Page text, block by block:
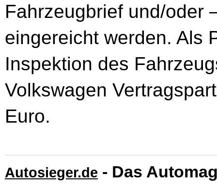
Fahrzeugbrief und/oder
eingereicht werden. Als
Inspektion des
Volkswagen
Euro.
Autosieger.de - Das